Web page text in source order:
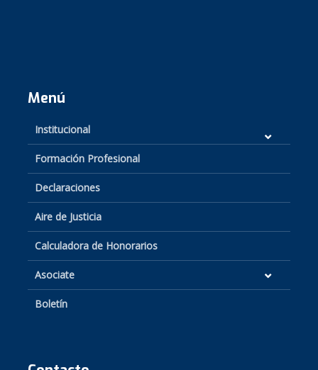
Menú
Institucional
Formación Profesional
Declaraciones
Aire de Justicia
Calculadora de Honorarios
Asociate
Boletín